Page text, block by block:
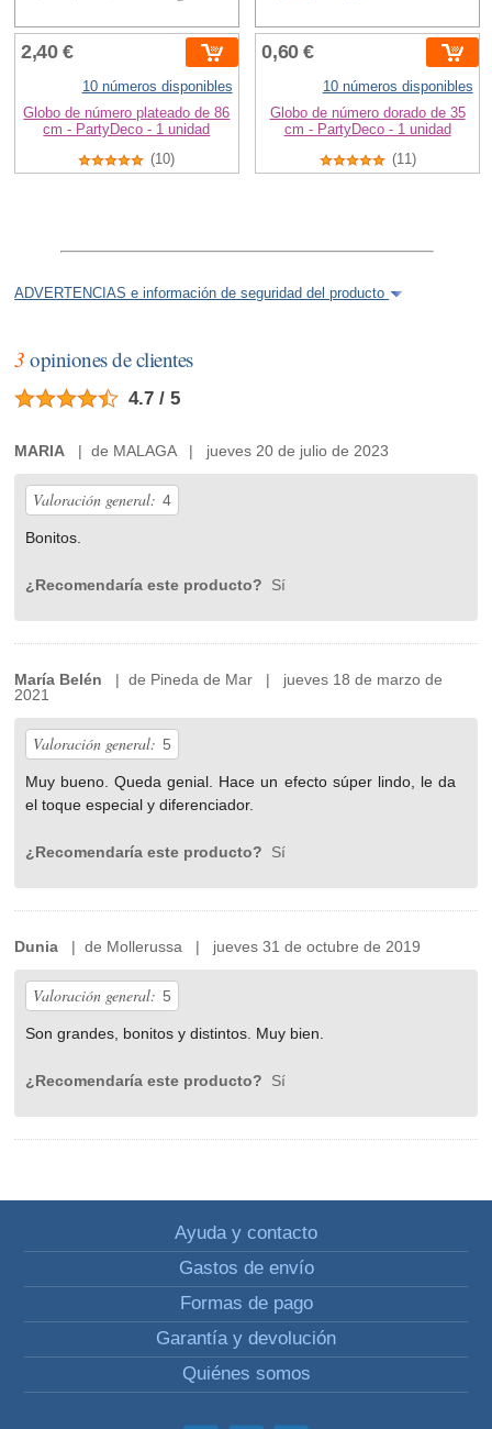
2,40 €
10 números disponibles
Globo de número plateado de 86
cm - PartyDeco - 1 unidad
(10)
0,60 €
10 números disponibles
Globo de número dorado de 35
cm - PartyDeco - 1 unidad
(11)
ADVERTENCIAS e información de seguridad del producto
3 opiniones de clientes
4.7 / 5
MARIA | de MALAGA | jueves 20 de julio de 2023
Valoración general: 4
Bonitos.
¿Recomendaría este producto? Sí
María Belén | de Pineda de Mar | jueves 18 de marzo de
2021
Valoración general: 5
Muy bueno. Queda genial. Hace un efecto súper lindo, le da
el toque especial y diferenciador.
¿Recomendaría este producto? Sí
Dunia | de Mollerussa | jueves 31 de octubre de 2019
Valoración general: 5
Son grandes, bonitos y distintos. Muy bien.
¿Recomendaría este producto? Sí
Ayuda y contacto
Gastos de envío
Formas de pago
Garantía y devolución
Quiénes somos